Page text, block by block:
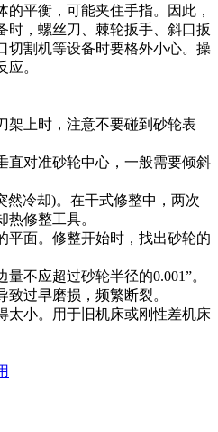
平衡，可能夹住手指。因此，
时，螺丝刀、棘轮扳手、斜口扳
切割机等设备时要格外小心。操
。
架上时，注意不要碰到砂轮表
直对准砂轮中心，一般需要倾斜
然冷却)。在干式修整中，两次
修整工具。
平面。修整开始时，找出砂轮的
不应超过砂轮半径的0.001”。
过早磨损，频繁断裂。
太小。用于旧机床或刚性差机床